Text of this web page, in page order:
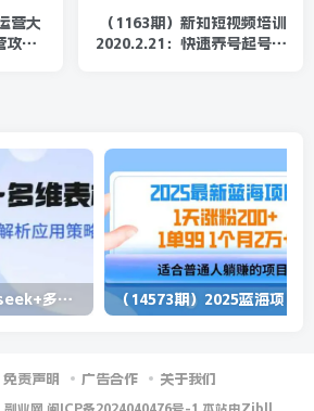
营大
攻略
（1163期）新知短视频培训
2020.2.21：快速养号起号方
（14280期）Deepseek+多维表格，银行营销新利器，深度解析应用策略，提升营销效果
免责声明 广告合作 关于我们